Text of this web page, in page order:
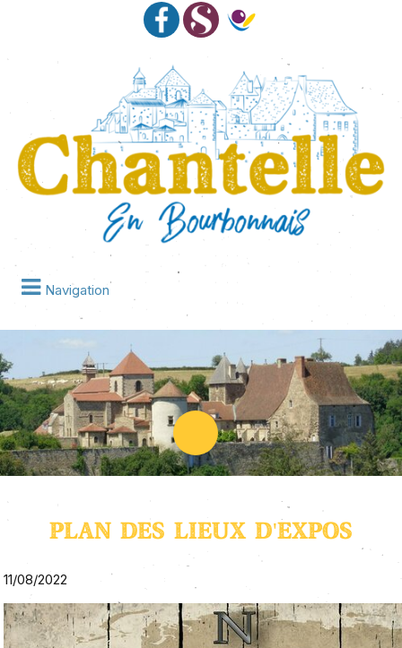
Navigation
PLAN DES LIEUX D'EXPOS
11/08/2022